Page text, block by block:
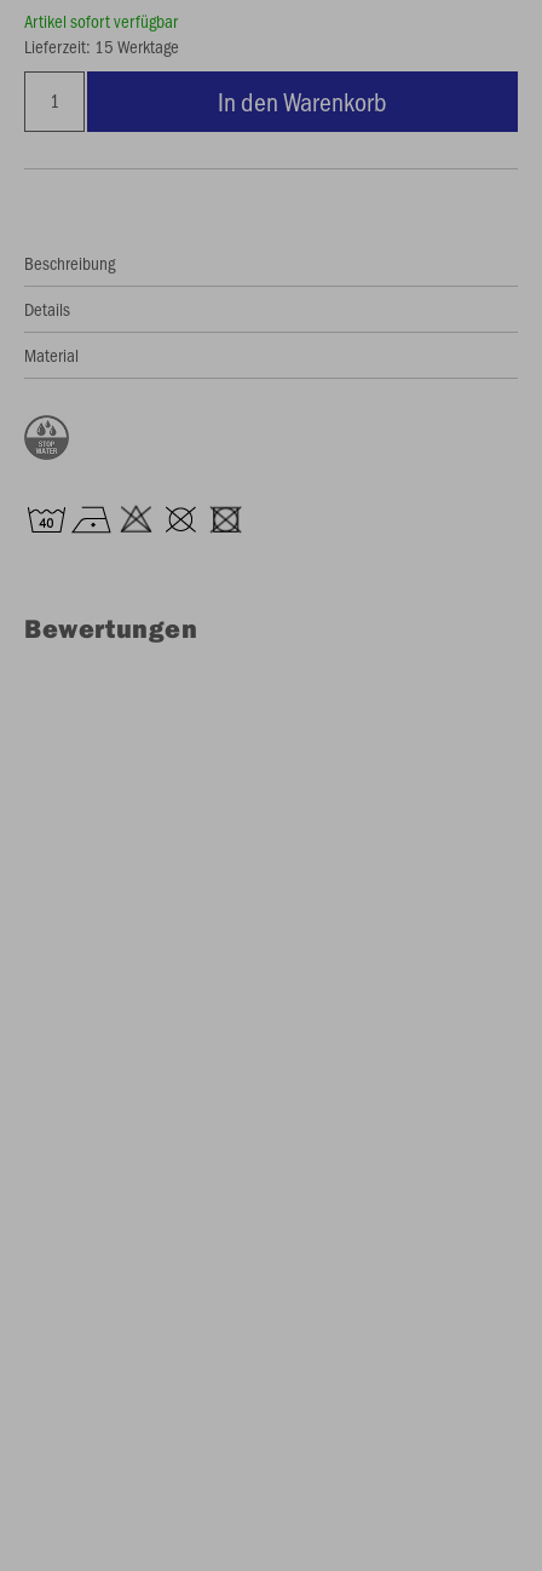
Artikel sofort verfügbar
Lieferzeit: 15 Werktage
In den Warenkorb
Beschreibung
Details
Material
Bewertungen